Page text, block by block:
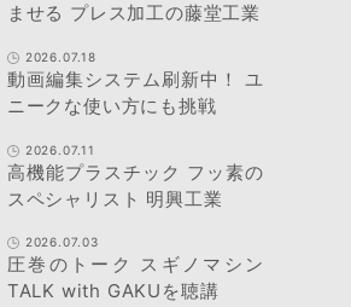
ませる プレス加工の藤堂工業
2026.07.18
動画編集システム刷新中！ ユ
ニークな使い方にも挑戦
2026.07.11
高機能プラスチック フッ素の
スペシャリスト 明興工業
2026.07.03
圧巻のトーク スギノマシン
TALK with GAKUを聴講